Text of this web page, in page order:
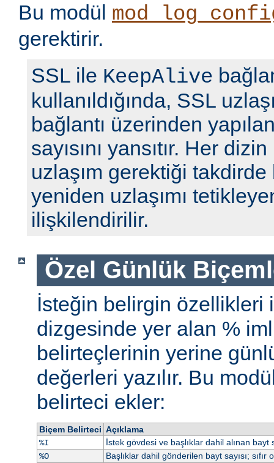
Bu modül
gerektirir.
SSL ile KeepAlive
kullanıldığında, SSL
bağlantı üzerinden
sayısını yansıtır. Her
uzlaşım gerektiği takdirde
yeniden uzlaşımı
ilişkilendirilir.
Özel Günlük
İsteğin belirgin özellikleri
dizgesinde yer alan %
belirteçlerinin yerine
değerleri yazılır. Bu
belirteci ekler:
Biçem Belirteci Açıklama
%I
İstek gövdesi ve başlıklar dahil alınan bayt
%O
Başlıklar dahil gönderilen bayt sayısı; sıfır